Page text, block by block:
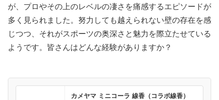
が、プロやその上のレベルの凄さを痛感するエピソードが
多く見られました。努力しても越えられない壁の存在を感
じつつ、それがスポーツの奥深さと魅力を際立たせている
ようです。皆さんはどんな経験がありますか？
カメヤマ ミニコーラ 線香（コラボ線香）